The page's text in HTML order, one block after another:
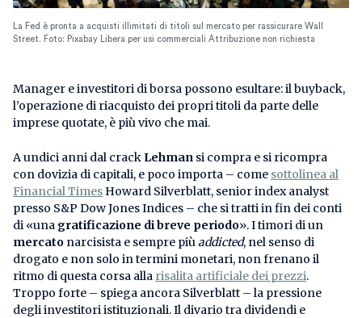
La Fed è pronta a acquisti illimitati di titoli sul mercato per rassicurare Wall
Street. Foto: Pixabay Libera per usi commerciali Attribuzione non richiesta
Manager e investitori di borsa possono esultare: il buyback,
l’operazione di riacquisto dei propri titoli da parte delle
imprese quotate, è più vivo che mai.
A undici anni dal crack Lehman si compra e si ricompra
con dovizia di capitali, e poco importa – come sottolinea al
Financial Times Howard Silverblatt, senior index analyst
presso S&P Dow Jones Indices – che si tratti in fin dei conti
di «una gratificazione di breve periodo». I timori di un
mercato narcisista e sempre piùaddicted, nel senso di
drogato e non solo in termini monetari, non frenano il
ritmo di questa corsa alla risalita artificiale dei prezzi.
Troppo forte – spiega ancora Silverblatt – la pressione
degli investitori istituzionali. Il divario tra dividendi e